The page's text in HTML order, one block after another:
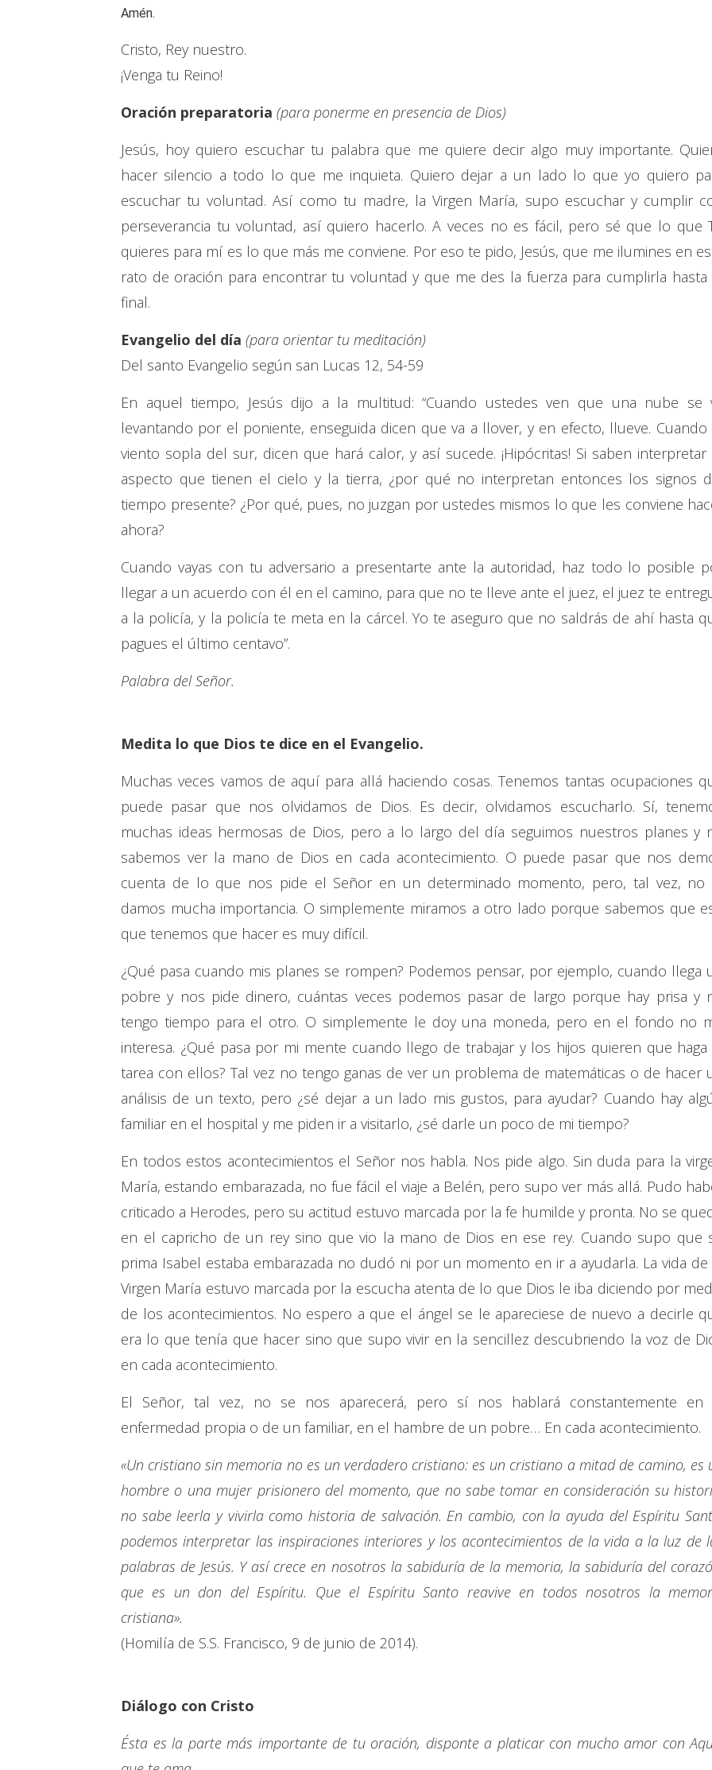
Amén.
Cristo, Rey nuestro.
¡Venga tu Reino!
Oración preparatoria (para ponerme en presencia de Dios)
Jesús, hoy quiero escuchar tu palabra que me quiere decir algo muy importante.
hacer silencio a todo lo que me inquieta. Quiero dejar a un lado lo que yo quiero
escuchar tu voluntad. Así como tu madre, la Virgen María, supo escuchar y cumplir
perseverancia tu voluntad, así quiero hacerlo. A veces no es fácil, pero sé que lo que
quieres para mí es lo que más me conviene. Por eso te pido, Jesús, que me ilumines en
rato de oración para encontrar tu voluntad y que me des la fuerza para cumplirla hasta
final.
Evangelio del día (para orientar tu meditación)
Del santo Evangelio según san Lucas 12, 54-59
En aquel tiempo, Jesús dijo a la multitud: “Cuando ustedes ven que una nube se
levantando por el poniente, enseguida dicen que va a llover, y en efecto, llueve. Cuando
viento sopla del sur, dicen que hará calor, y así sucede. ¡Hipócritas! Si saben interpretar
aspecto que tienen el cielo y la tierra, ¿por qué no interpretan entonces los signos
tiempo presente? ¿Por qué, pues, no juzgan por ustedes mismos lo que les conviene
ahora?
Cuando vayas con tu adversario a presentarte ante la autoridad, haz todo lo posible
llegar a un acuerdo con él en el camino, para que no te lleve ante el juez, el juez te
a la policía, y la policía te meta en la cárcel. Yo te aseguro que no saldrás de ahí hasta
pagues el último centavo”.
Palabra del Señor.
Medita lo que Dios te dice en el Evangelio.
Muchas veces vamos de aquí para allá haciendo cosas. Tenemos tantas ocupaciones
puede pasar que nos olvidamos de Dios. Es decir, olvidamos escucharlo. Sí,
muchas ideas hermosas de Dios, pero a lo largo del día seguimos nuestros planes y
sabemos ver la mano de Dios en cada acontecimiento. O puede pasar que nos
cuenta de lo que nos pide el Señor en un determinado momento, pero, tal vez, no
damos mucha importancia. O simplemente miramos a otro lado porque sabemos que
que tenemos que hacer es muy difícil.
¿Qué pasa cuando mis planes se rompen? Podemos pensar, por ejemplo, cuando llega
pobre y nos pide dinero, cuántas veces podemos pasar de largo porque hay prisa y
tengo tiempo para el otro. O simplemente le doy una moneda, pero en el fondo no
interesa. ¿Qué pasa por mi mente cuando llego de trabajar y los hijos quieren que haga
tarea con ellos? Tal vez no tengo ganas de ver un problema de matemáticas o de hacer
análisis de un texto, pero ¿sé dejar a un lado mis gustos, para ayudar? Cuando hay
familiar en el hospital y me piden ir a visitarlo, ¿sé darle un poco de mi tiempo?
En todos estos acontecimientos el Señor nos habla. Nos pide algo. Sin duda para la
María, estando embarazada, no fue fácil el viaje a Belén, pero supo ver más allá. Pudo
criticado a Herodes, pero su actitud estuvo marcada por la fe humilde y pronta. No se
en el capricho de un rey sino que vio la mano de Dios en ese rey. Cuando supo que
prima Isabel estaba embarazada no dudó ni por un momento en ir a ayudarla. La vida de
Virgen María estuvo marcada por la escucha atenta de lo que Dios le iba diciendo por
de los acontecimientos. No espero a que el ángel se le apareciese de nuevo a decirle
era lo que tenía que hacer sino que supo vivir en la sencillez descubriendo la voz de
en cada acontecimiento.
El Señor, tal vez, no se nos aparecerá, pero sí nos hablará constantemente en
enfermedad propia o de un familiar, en el hambre de un pobre… En cada acontecimiento.
«Un cristiano sin memoria no es un verdadero cristiano: es un cristiano a mitad de camino, es
hombre o una mujer prisionero del momento, que no sabe tomar en consideración su
no sabe leerla y vivirla como historia de salvación. En cambio, con la ayuda del Espíritu
podemos interpretar las inspiraciones interiores y los acontecimientos de la vida a la luz de
palabras de Jesús. Y así crece en nosotros la sabiduría de la memoria, la sabiduría del
que es un don del Espíritu. Que el Espíritu Santo reavive en todos nosotros la
cristiana».
(Homilía de S.S. Francisco, 9 de junio de 2014).
Diálogo con Cristo
Ésta es la parte más importante de tu oración, disponte a platicar con mucho amor con